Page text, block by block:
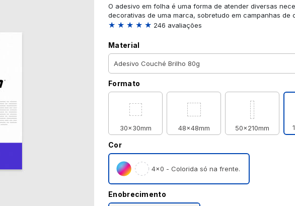
O adesivo em folha é uma forma de atender diversas
decorativas de uma marca, sobretudo em campanhas de
★ ★ ★ ★ ★ 246 avaliações
Material
Formato
30x30mm 48x48mm 50x210mm
Cor
4×0 - Colorida só na frente.
Enobrecimento